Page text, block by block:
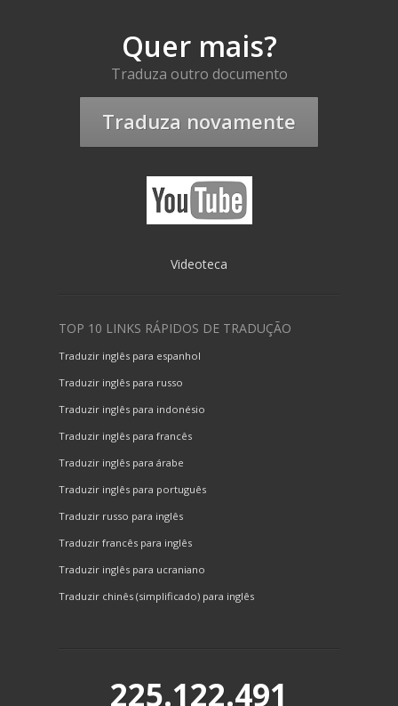
Quer mais?
Traduza outro documento
Traduza novamente
Videoteca
TOP 10 LINKS RÁPIDOS DE TRADUÇÃO
Traduzir inglês para espanhol
Traduzir inglês para russo
Traduzir inglês para indonésio
Traduzir inglês para francês
Traduzir inglês para árabe
Traduzir inglês para português
Traduzir russo para inglês
Traduzir francês para inglês
Traduzir inglês para ucraniano
Traduzir chinês (simplificado) para inglês
225.122.491